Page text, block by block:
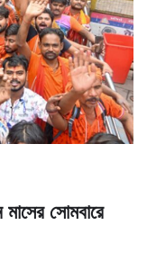
সোমবারে